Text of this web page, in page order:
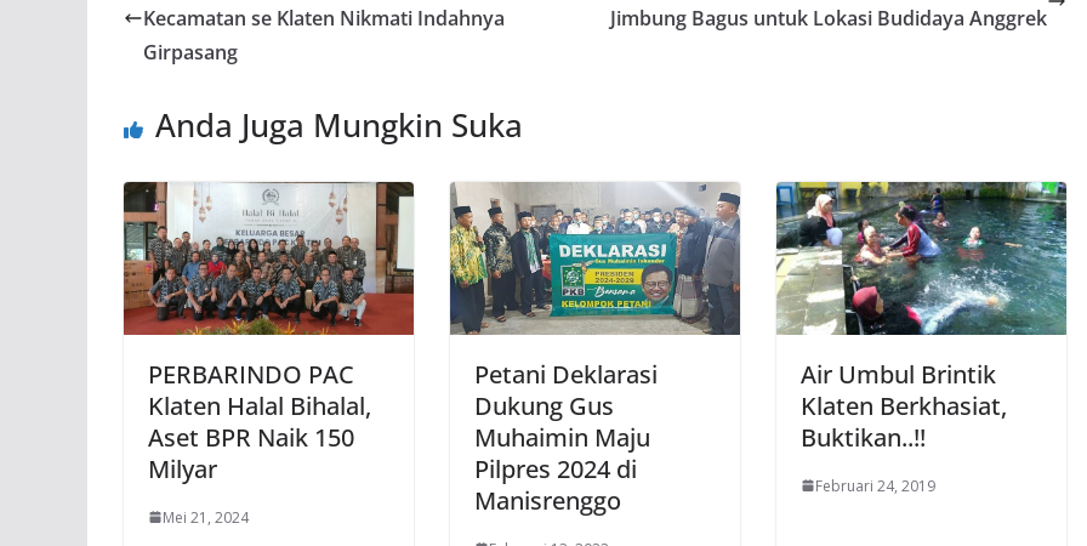
Kecamatan se Klaten Nikmati Indahnya
Girpasang
Jimbung Bagus untuk Lokasi Budidaya Anggrek
Anda Juga Mungkin Suka
PERBARINDO PAC
Klaten Halal Bihalal,
Aset BPR Naik 150
Milyar
Mei 21, 2024
Petani Deklarasi
Dukung Gus
Muhaimin Maju
Pilpres 2024 di
Manisrenggo
Air Umbul Brintik
Klaten Berkhasiat,
Buktikan..!!
Februari 24, 2019